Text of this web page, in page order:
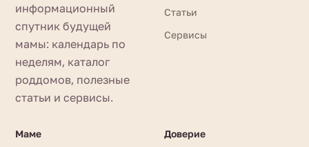
информационный
спутник будущей
мамы: календарь по
неделям, каталог
роддомов, полезные
статьи и сервисы.
Статьи
Сервисы
Маме Доверие